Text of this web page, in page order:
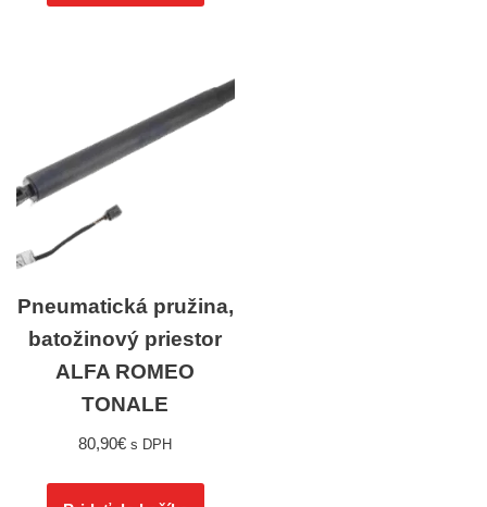
Pneumatická pružina,
batožinový priestor
ALFA ROMEO
TONALE
80,90€ s DPH